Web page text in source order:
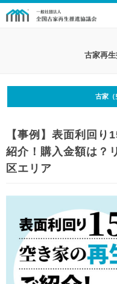
古家再
古家（
【事例】表面利回
紹介！購入金額は？
区エリア